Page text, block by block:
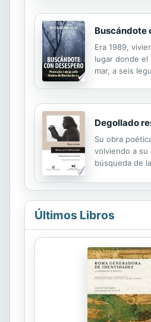
Buscándote
Era 1989,
lugar donde el
mar, a seis
Degollado
Su obra
volviendo a su
búsqueda de
Últimos Libros